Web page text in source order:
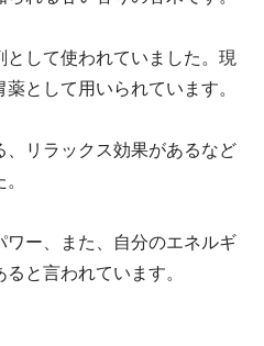
して使われていました。現
として用いられています。
リラックス効果があるなど
ー、また、自分のエネルギ
と言われています。